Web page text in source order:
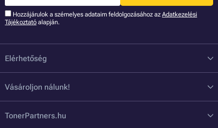
Hozzájárulok a szémelyes adataim feldolgozásához az Adatkezelési
Tájékoztató alapján.
Elérhetőség
Vásároljon nálunk!
TonerPartners.hu